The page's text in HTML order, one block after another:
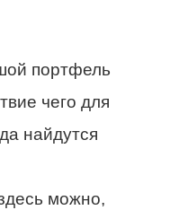
портфель
чего для
найдутся
можно,